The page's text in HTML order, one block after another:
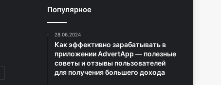
Популярное
28.06.2024
Как эффективно зарабатывать в
приложении AdvertApp — полезные
советы и отзывы пользователей
для получения большего дохода